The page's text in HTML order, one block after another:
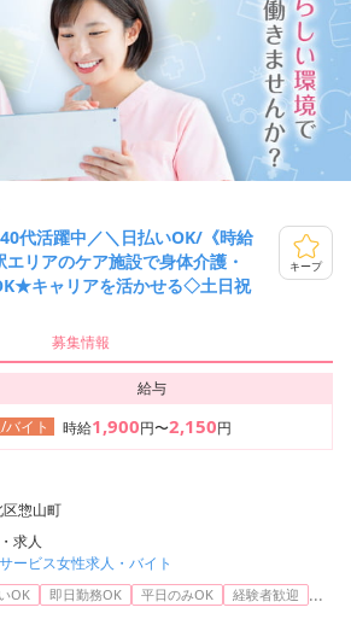
40代活躍中／＼日払いOK/《時給
リアのケア施設で身体介護・
キャリアを活かせる◇土日祝
キープ
募集情報
給与
バイト 時給1,900円〜2,150円
惣山町
求人
ービス女性求人・バイト
OK 即日勤務OK 平日のみOK 経験者歓迎 ...